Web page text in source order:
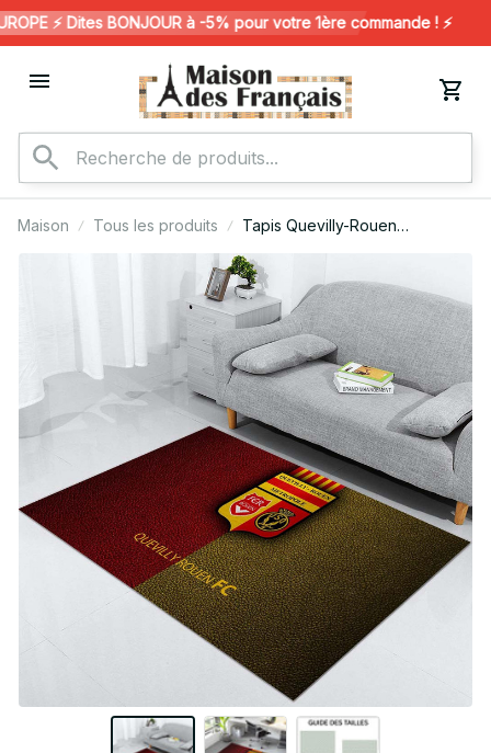
⚡️ Dites BONJOUR à -5% pour votre 1ère commande ! ⚡️
Maison Tous les produits
Tapis Quevilly-Rouen
Métropole FC 01